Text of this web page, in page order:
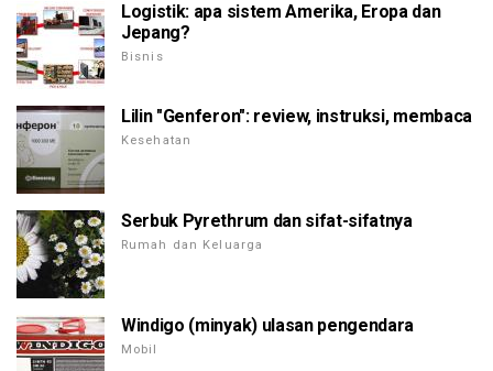
Logistik: apa sistem Amerika, Eropa dan
Jepang?
Bisnis
Lilin "Genferon": review, instruksi, membaca
Kesehatan
Serbuk Pyrethrum dan sifat-sifatnya
Rumah dan Keluarga
Windigo (minyak) ulasan pengendara
Mobil